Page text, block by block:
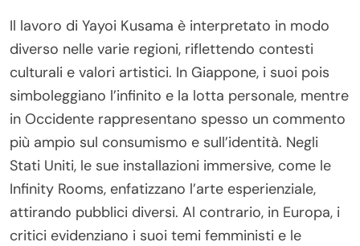
Il lavoro di Yayoi Kusama è interpretato in modo
diverso nelle varie regioni, riflettendo contesti
culturali e valori artistici. In Giappone, i suoi pois
simboleggiano l’infinito e la lotta personale, mentre
in Occidente rappresentano spesso un commento
più ampio sul consumismo e sull’identità. Negli
Stati Uniti, le sue installazioni immersive, come le
Infinity Rooms, enfatizzano l’arte esperienziale,
attirando pubblici diversi. Al contrario, in Europa, i
critici evidenziano i suoi temi femministi e le